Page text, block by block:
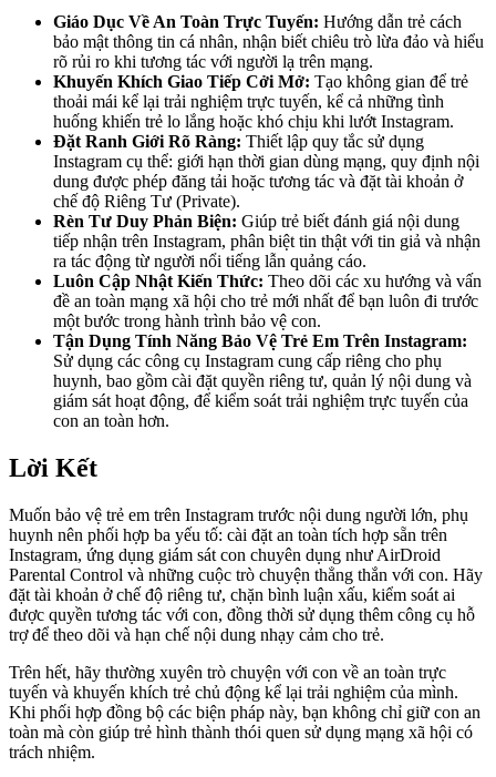
Giáo Dục Về An Toàn Trực Tuyến: Hướng dẫn trẻ cách
bảo mật thông tin cá nhân, nhận biết chiêu trò lừa đảo và hiểu
rõ rủi ro khi tương tác với người lạ trên mạng.
Khuyến Khích Giao Tiếp Cởi Mở: Tạo không gian để trẻ
thoải mái kể lại trải nghiệm trực tuyến, kể cả những tình
huống khiến trẻ lo lắng hoặc khó chịu khi lướt Instagram.
Đặt Ranh Giới Rõ Ràng: Thiết lập quy tắc sử dụng
Instagram cụ thể: giới hạn thời gian dùng mạng, quy định nội
dung được phép đăng tải hoặc tương tác và đặt tài khoản ở
chế độ Riêng Tư (Private).
Rèn Tư Duy Phản Biện: Giúp trẻ biết đánh giá nội dung
tiếp nhận trên Instagram, phân biệt tin thật với tin giả và nhận
ra tác động từ người nổi tiếng lẫn quảng cáo.
Luôn Cập Nhật Kiến Thức: Theo dõi các xu hướng và vấn
đề an toàn mạng xã hội cho trẻ mới nhất để bạn luôn đi trước
một bước trong hành trình bảo vệ con.
Tận Dụng Tính Năng Bảo Vệ Trẻ Em Trên Instagram:
Sử dụng các công cụ Instagram cung cấp riêng cho phụ
huynh, bao gồm cài đặt quyền riêng tư, quản lý nội dung và
giám sát hoạt động, để kiểm soát trải nghiệm trực tuyến của
con an toàn hơn.
Lời Kết
Muốn bảo vệ trẻ em trên Instagram trước nội dung người lớn, phụ
huynh nên phối hợp ba yếu tố: cài đặt an toàn tích hợp sẵn trên
Instagram, ứng dụng giám sát con chuyên dụng như AirDroid
Parental Control và những cuộc trò chuyện thẳng thắn với con. Hãy
đặt tài khoản ở chế độ riêng tư, chặn bình luận xấu, kiểm soát ai
được quyền tương tác với con, đồng thời sử dụng thêm công cụ hỗ
trợ để theo dõi và hạn chế nội dung nhạy cảm cho trẻ.
Trên hết, hãy thường xuyên trò chuyện với con về an toàn trực
tuyến và khuyến khích trẻ chủ động kể lại trải nghiệm của mình.
Khi phối hợp đồng bộ các biện pháp này, bạn không chỉ giữ con an
toàn mà còn giúp trẻ hình thành thói quen sử dụng mạng xã hội có
trách nhiệm.